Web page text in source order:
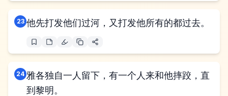
23 他先打发他们过河，又打发他所有的都过去。
24 雅各独自一人留下，有一个人来和他摔跤，直
到黎明。